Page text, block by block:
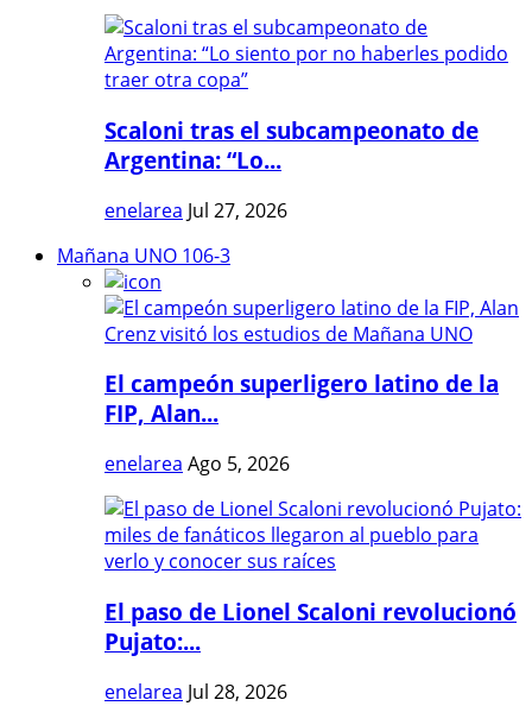
Scaloni tras el subcampeonato de
Argentina: “Lo...
enelarea Jul 27, 2026
Mañana UNO 106-3
El campeón superligero latino de la
FIP, Alan...
enelarea Ago 5, 2026
El paso de Lionel Scaloni revolucionó
Pujato:...
enelarea Jul 28, 2026